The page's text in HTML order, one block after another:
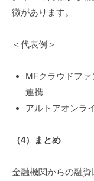
徴があります。
＜代表例＞
MFクラウドフ
連携
アルトアオンラ
（4）まとめ
金融機関からの融